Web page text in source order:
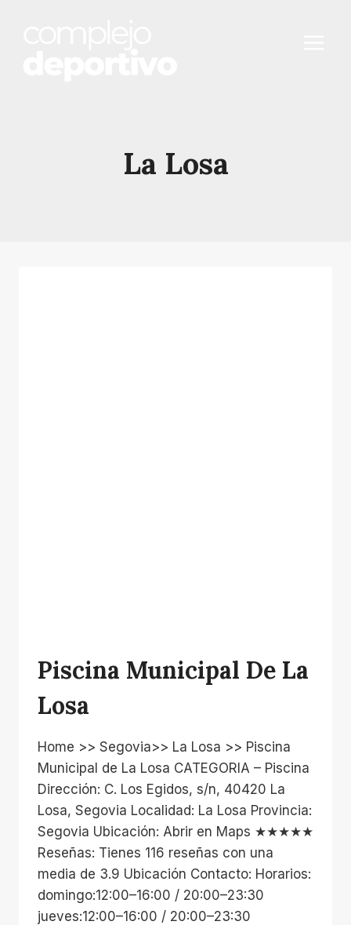
La Losa
Piscina Municipal De La
Losa
Home >> Segovia>> La Losa >> Piscina
Municipal de La Losa CATEGORIA – Piscina
Dirección: C. Los Egidos, s/n, 40420 La
Losa, Segovia Localidad: La Losa Provincia:
Segovia Ubicación: Abrir en Maps ★★★★★
Reseñas: Tienes 116 reseñas con una
media de 3.9 Ubicación Contacto: Horarios:
domingo:12:00–16:00 / 20:00–23:30
jueves:12:00–16:00 / 20:00–23:30